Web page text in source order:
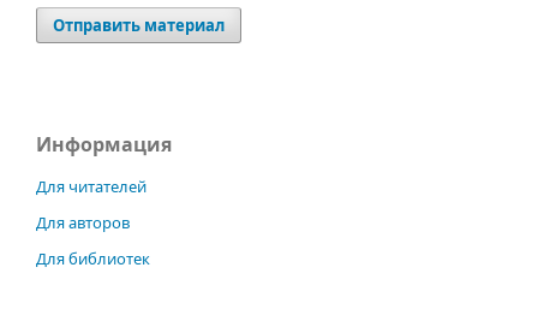
Отправить материал
Информация
Для читателей
Для авторов
Для библиотек